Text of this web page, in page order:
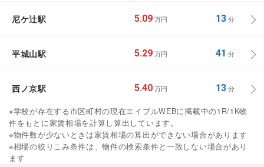
尼ケ辻駅 5.09 万円 13分
平城山駅 5.29 万円 41 分
西ノ京駅 5.40 万円 13分
※学校が存在する市区町村の現在エイブルWEBに掲載中の1R/1K物
件をもとに家賃相場を計算し算出しています。
※物件数が少ないときは家賃相場の算出ができない場合があります
※相場の絞りこみ条件は、物件の検索条件と一致しない場合があり
ます